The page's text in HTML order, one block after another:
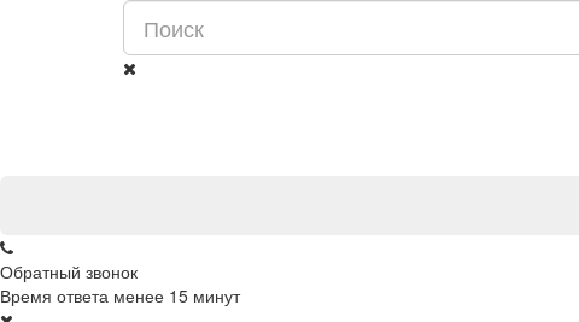
Обратный звонок
Время ответа менее 15 минут